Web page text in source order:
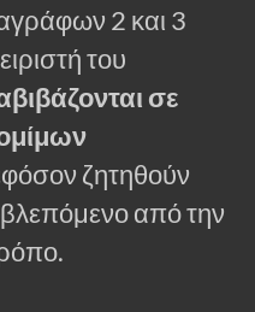
2 και 3
του
σε
ζητηθούν
από την